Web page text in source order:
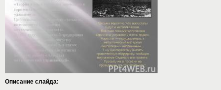
Описание слайда: